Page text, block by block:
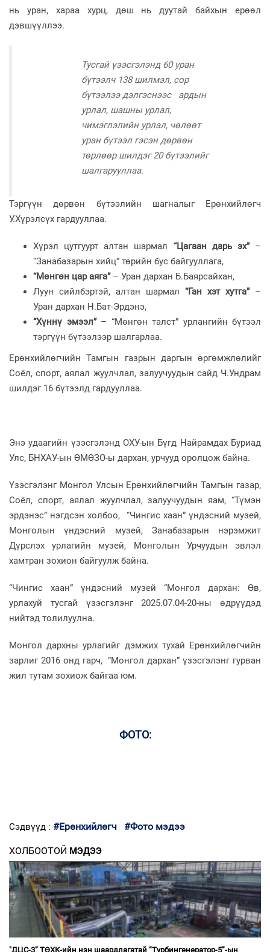
нь уран, хараа хурц, дөш нь дуутай байхын ерөөл
дэвшүүллээ.
Тусгай үзэсгэлэнд 60 уран
бүтээлч 138 шилмэл, сор
бүтээлээ дэлгэснээс ардын
урлал, шашны урлал,
чимэглэлийн урлал, чөлөөт
уран бүтээл гэсэн дөрвөн
төрлөөр шилдэг 20 бүтээлийг
шалгарууллаа.
Тэргүүн дөрвөн бүтээлийн шагналыг Ерөнхийлөгч
У.Хүрэлсүх гардууллаа.
Хүрэл цутгуурт алтан шармал “Цагаан дарь эх” –
“Занабазарын хийц” төрийн бус байгууллага,
“Мөнгөн цар аяга”– Уран дархан Б.Баярсайхан,
Луун сийлбэртэй, алтан шармал “Ган хэт хутга”–
Уран дархан Н.Бат-Эрдэнэ,
“Хүннү эмээл”– “Мөнгөн талст” урлангийн бүтээл
тэргүүн бүтээлээр шалгарлаа.
Ерөнхийлөгчийн Тамгын газрын даргын өргөмжлөлийг
Соёл, спорт, аялал жуулчлал, залуучуудын сайд Ч.Ундрам
шилдэг 16 бүтээлд гардууллаа.
Энэ удаагийн үзэсгэлэнд ОХУ-ын Бүгд Найрамдах Буриад
Улс, БНХАУ-ын ӨМӨЗО-ы дархан, урчууд оролцож байна.
Үзэсгэлэнг Монгол Улсын Ерөнхийлөгчийн Тамгын газар,
Соёл, спорт, аялал жуулчлал, залуучуудын яам, “Түмэн
эрдэнэс” нэгдсэн холбоо, “Чингис хаан” үндэсний музей,
Монголын үндэсний музей, Занабазарын нэрэмжит
Дүрслэх урлагийн музей, Монголын Урчуудын эвлэл
хамтран зохион байгуулж байна.
“Чингис хаан” үндэсний музей “Монгол дархан: Өв,
урлахуй тусгай үзэсгэлэнг 2025.07.04-20-ны өдрүүдэд
нийтэд толилуулна.
Монгол дархны урлагийг дэмжих тухай Ерөнхийлөгчийн
зарлиг 2016 онд гарч, “Монгол дархан” үзэсгэлэнг гурван
жил тутам зохиож байгаа юм.
ФОТО:
Сэдвүүд : #Ерөнхийлөгч #Фото мэдээ
ХОЛБООТОЙ МЭДЭЭ
"ДЦС-3” ТӨХК-ийн нэн шаардлагатай “Турбингенератор-5”-ын